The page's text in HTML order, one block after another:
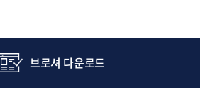
브로셔 다운로드